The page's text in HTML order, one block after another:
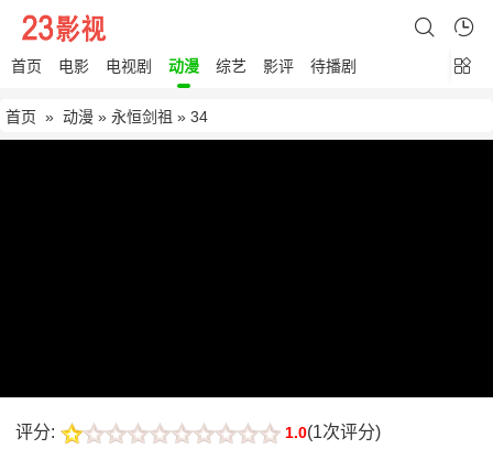
首页 电影 电视剧 动漫 综艺 影评 待播剧
首页 » 动漫 » 永恒剑祖 » 34
评分: 1.0(1次评分)